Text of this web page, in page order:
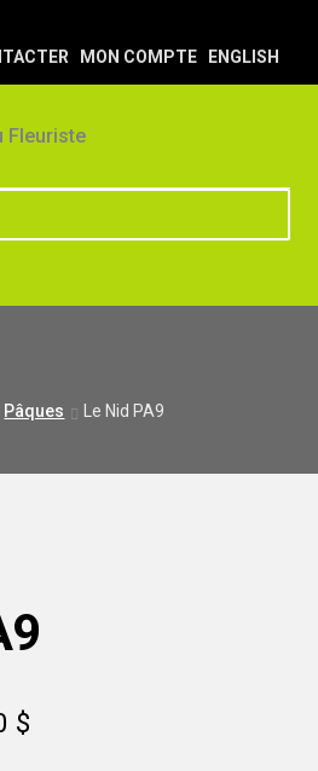
MON COMPTE ENGLISH
Pâques Le Nid PA9
$Plage